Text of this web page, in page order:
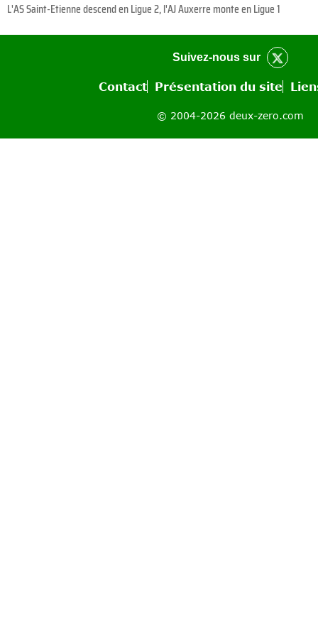
L'AS Saint-Etienne descend en Ligue 2, l'AJ Auxerre monte en Ligue 1
Suivez-nous sur
Contact Présentation du site
© 2004-2026 deux-zero.com